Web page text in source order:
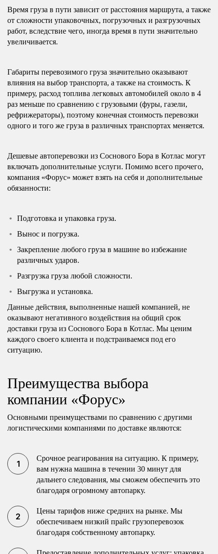
Время груза в пути зависит от расстояния маршрута, а также
от сложности упаковочных, погрузочных и разгрузочных
работ, вследствие чего, иногда время в пути значительно
увеличивается.
Габариты перевозимого груза значительно оказывают
влияния на выбор транспорта, а также на стоимость. К
примеру, расход топлива легковых автомобилей около в 4
раз меньше по сравнению с грузовыми (фуры, газели,
рефрижераторы), поэтому конечная стоимость перевозки
одного и того же груза в различных транспортах меняется.
Дешевые автоперевозки из Соснового Бора в Котлас могут
включать дополнительные услуги. Помимо всего прочего,
компания «Форус» может взять на себя и дополнительные
обязанности:
Подготовка и упаковка груза.
Вынос и погрузка.
Закрепление любого груза в машине во избежание
различных ударов.
Разгрузка груза любой сложности.
Выгрузка и установка.
Данные действия, выполненные нашей компанией, не
оказывают негативного воздействия на общий срок
доставки груза из Соснового Бора в Котлас. Мы ценим
каждого своего клиента и подстраиваемся под его
ситуацию.
Преимущества выбора
компании «Форус»
Основными преимуществами по сравнению с другими
логистическими компаниями по доставке являются:
Срочное реагирования на ситуацию. К примеру,
вам нужна машина в течении 30 минут для
дальнего следования, мы сможем обеспечить это
благодаря огромному автопарку.
Цены тарифов ниже средних на рынке. Мы
обеспечиваем низкий прайс грузоперевозок
благодаря собственному автопарку.